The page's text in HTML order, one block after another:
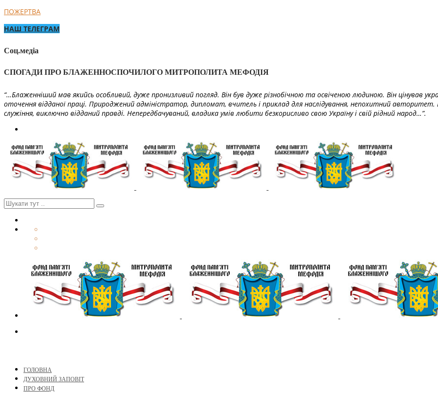
ПОЖЕРТВА
НАШ ТЕЛЕГРАМ
Соц.медіа
СПОГАДИ ПРО БЛАЖЕННОСПОЧИЛОГО МИТРОПОЛИТА МЕФОДІЯ
“…Блаженніший мав якийсь особливий, дуже пронизливий погляд. Він був дуже різнобічною та освіченою людиною. Він цінував
оточення відданої праці. Природжений адміністратор, дипломат, вчитель і приклад для наслідування, непохитний
служіння, виключно відданий правді. Непередбачуваний, владика умів любити безкорисливо свою Україну і свій рідний народ…”.
ГОЛОВНА
ДУХОВНИЙ ЗАПОВІТ
ПРО ФОНД